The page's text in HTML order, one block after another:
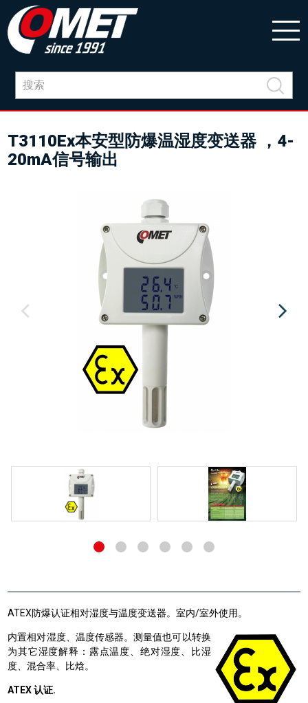
T3110Ex本安型防爆温湿度变送器 ，4-
20mA信号输出
ATEX防爆认证相对湿度与温度变送器。室内/室外使用。
内置相对湿度、温度传感器。测量值也可以转换
为其它湿度解释：露点温度、绝对湿度、比湿
度、混合率、比焓。
ATEX 认证.